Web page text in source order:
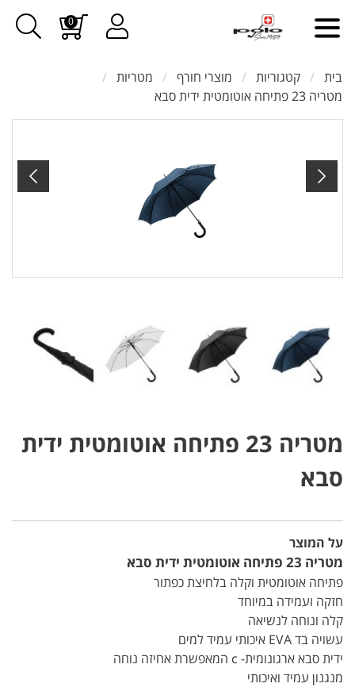
0
בית קטגוריות מוצרי חורף
מטריות
מטריה 23 פתיחה אוטומטית ידית סבא
מטריה 23 פתיחה אוטומטית ידית
סבא
על המוצר
מטריה 23 פתיחה אוטומטית ידית סבא
פתיחה אוטומטית וקלה בלחיצת כפתור
חזקה ועמידה במיוחד
קלה ונוחה לנשיאה
עשויה בד EVA איכותי עמיד למים
ידית סבא ארגונומית- c המאפשרת אחיזה נוחה
מנגנון עמיד ואיכותי